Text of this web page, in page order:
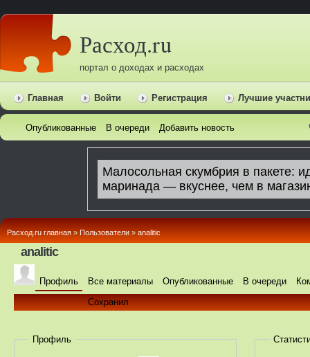
Расход.ru
портал о доходах и расходах
Главная Войти Регистрация Лучшие
Опубликованные В очереди Добавить новость
Расход.ru главная » Пользователи » analitic
analitic
Профиль Все материалы Опубликованные В очереди
Сохранил
Профиль